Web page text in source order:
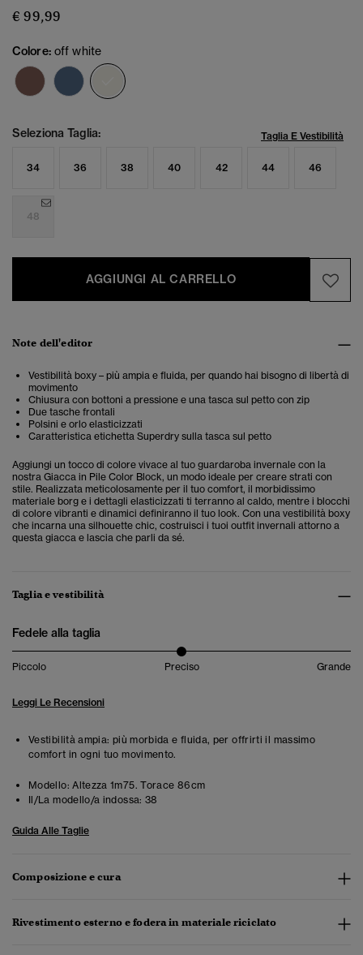
€ 99,99
Colore: off white
Seleziona Taglia: Taglia E Vestibilità
34 36 38 40 42 44 46
48
AGGIUNGI AL CARRELLO
Note dell'editor
Vestibilità boxy – più ampia e fluida, per quando hai bisogno di libertà di
movimento
Chiusura con bottoni a pressione e una tasca sul petto con zip
Due tasche frontali
Polsini e orlo elasticizzati
Caratteristica etichetta Superdry sulla tasca sul petto
Aggiungi un tocco di colore vivace al tuo guardaroba invernale con la
nostra Giacca in Pile Color Block, un modo ideale per creare strati con
stile. Realizzata meticolosamente per il tuo comfort, il morbidissimo
materiale borg e i dettagli elasticizzati ti terranno al caldo, mentre i blocchi
di colore vibranti e dinamici definiranno il tuo look. Con una vestibilità boxy
che incarna una silhouette chic, costruisci i tuoi outfit invernali attorno a
questa giacca e lascia che parli da sé.
Taglia e vestibilità
Fedele alla taglia
Piccolo Preciso Grande
Leggi Le Recensioni
Vestibilità ampia: più morbida e fluida, per offrirti il massimo
comfort in ogni tuo movimento.
Modello: Altezza 1m75. Torace 86cm
Il/La modello/a indossa: 38
Guida Alle Taglie
Composizione e cura
Rivestimento esterno e fodera in materiale riciclato